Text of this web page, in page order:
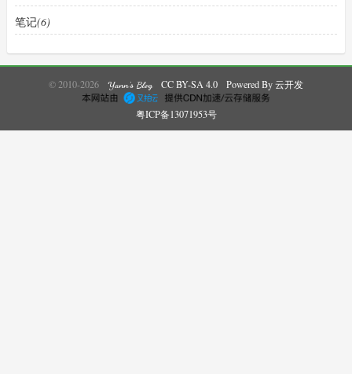
笔记(6)
© 2010-2026 Yann's Blog CC BY-SA 4.0 Powered By 云开发
粤ICP备13071953号